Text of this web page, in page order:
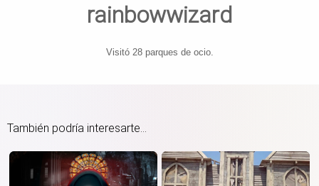
rainbowwizard
Visitó 28 parques de ocio.
También podría interesarte...